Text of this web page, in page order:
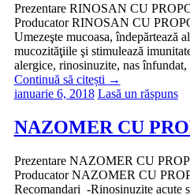
Prezentare RINOSAN CU
Producator RINOSAN CU
Umezeşte mucoasa, îndepărtează
mucozităţiile şi stimulează
alergice, rinosinuzite, nas
Continuă să citești →
ianuarie 6, 2018 Lasă un răspuns
NAZOMER CU
Prezentare NAZOMER CU
Producator NAZOMER CU
Recomandari -Rinosinuzite acute